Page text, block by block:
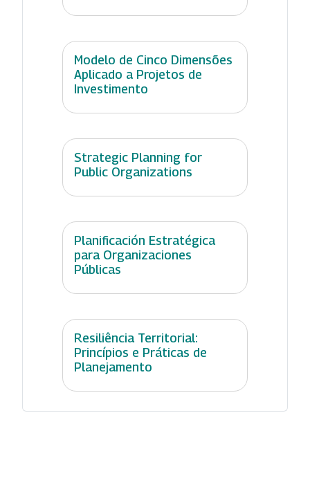
Modelo de Cinco Dimensões
Aplicado a Projetos de
Investimento
Strategic Planning for
Public Organizations
Planificación Estratégica
para Organizaciones
Públicas
Resiliência Territorial:
Princípios e Práticas de
Planejamento